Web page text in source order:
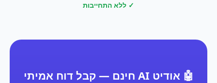
✓ ללא התחייבות
🤖 אודיט AI חינם — קבל דוח אמיתי